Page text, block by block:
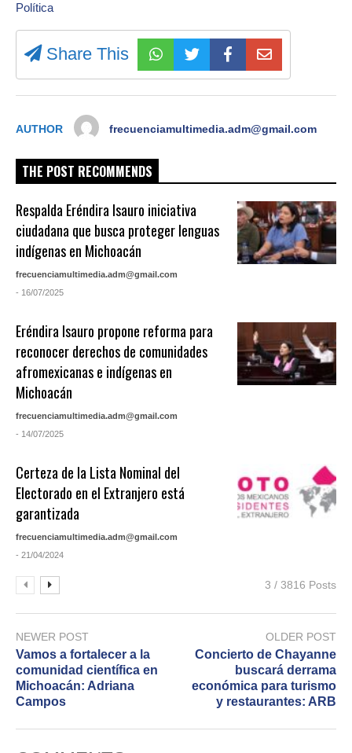
Política
Share This
AUTHOR frecuenciamultimedia.adm@gmail.com
THE POST RECOMMENDS
Respalda Eréndira Isauro iniciativa
ciudadana que busca proteger lenguas
indígenas en Michoacán
frecuenciamultimedia.adm@gmail.com
- 16/07/2025
Eréndira Isauro propone reforma para
reconocer derechos de comunidades
afromexicanas e indígenas en
Michoacán
frecuenciamultimedia.adm@gmail.com
- 14/07/2025
Certeza de la Lista Nominal del
Electorado en el Extranjero está
garantizada
frecuenciamultimedia.adm@gmail.com
- 21/04/2024
3 / 3816 Posts
NEWER POST
Vamos a fortalecer a la
comunidad científica en
Michoacán: Adriana
Campos
OLDER POST
Concierto de Chayanne
buscará derrama
económica para turismo
y restaurantes: ARB